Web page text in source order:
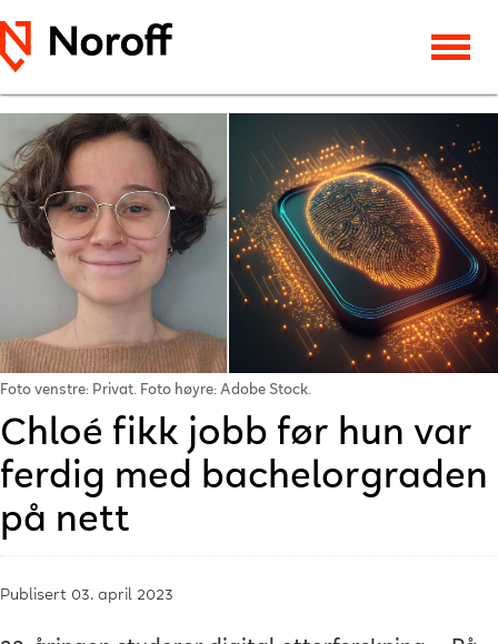
Foto venstre: Privat. Foto høyre: Adobe Stock.
Chloé fikk jobb før hun var
ferdig med bachelorgraden
på nett
Publisert 03. april 2023